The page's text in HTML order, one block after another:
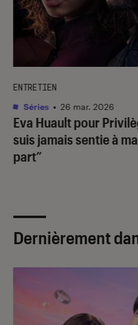
Eva Huault pour
suis jamais sentie à
part”
ENTRETIEN
Séries • 26 mar. 2026
Dernièrement